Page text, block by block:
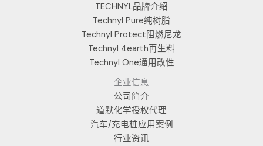
TECHNYL品牌介绍
Technyl Pure纯树脂
Technyl Protect阻燃尼龙
Technyl 4earth再生料
Technyl One通用改性
企业信息
公司简介
道默化学授权代理
汽车/充电桩应用案例
行业资讯